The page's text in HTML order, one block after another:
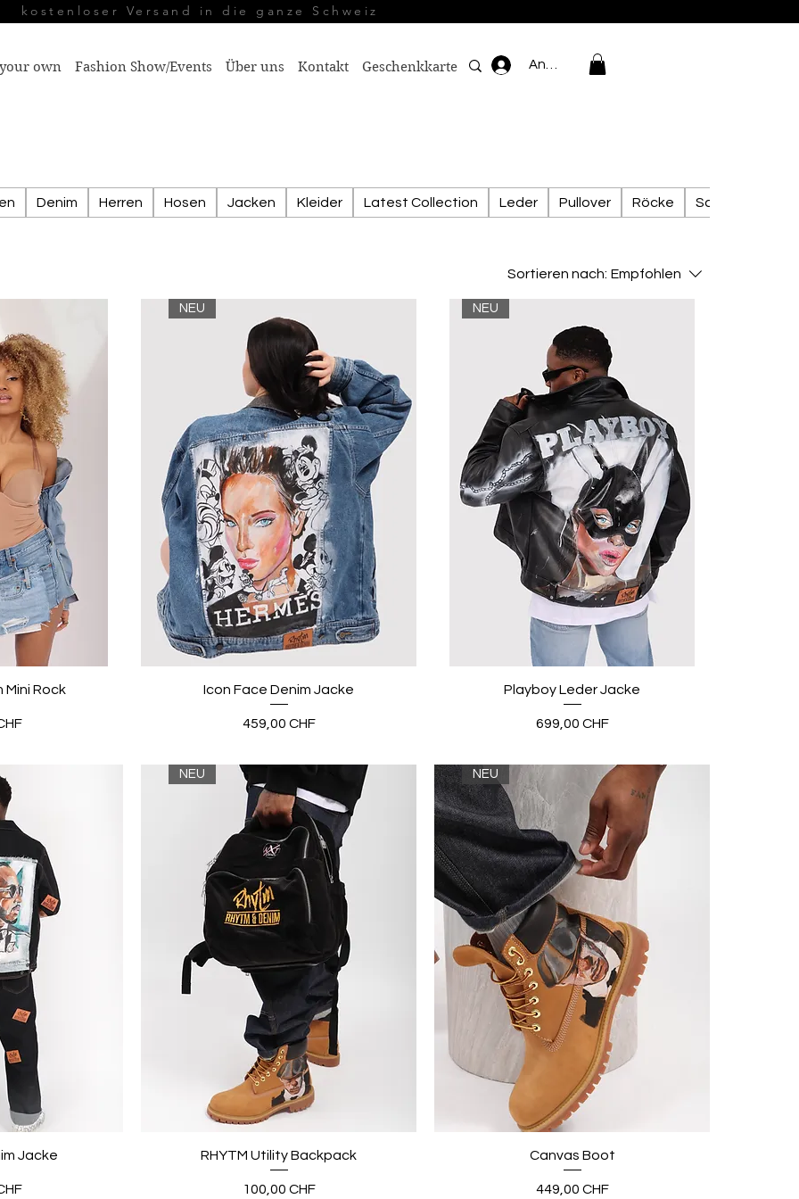
kostenloser Versand in die ganze Schweiz
Anmelden
own Fashion Show/Events Über uns Kontakt Geschenkkarte
Denim Herren Hosen Jacken Kleider Latest Collection Leder Pullover Röcke Schuhe
Sortieren nach: Empfohlen
Mini Rock
NEU
Icon Face Denim Jacke
Preis
459,00 CHF
NEU
Playboy Leder Jacke
Preis
699,00 CHF
Jacke
NEU
RHYTM Utility Backpack
Preis
100,00 CHF
NEU
Canvas Boot
Preis
449,00 CHF